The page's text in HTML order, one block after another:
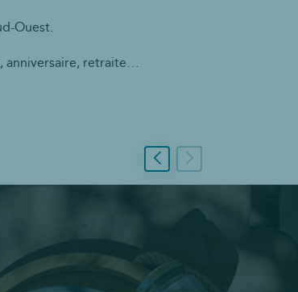
Ouest.
anniversaire, retraite…